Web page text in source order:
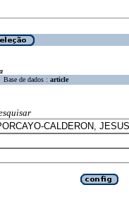
Base de dados : article